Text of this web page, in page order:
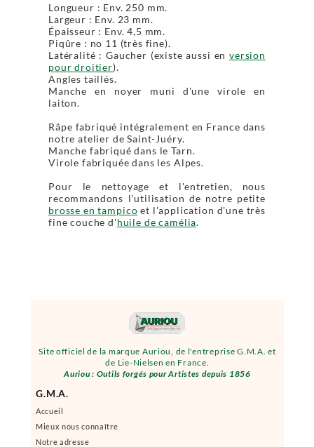
Site officiel de la marque Auriou, de l'entreprise G.M.A. et
de Lie-Nielsen en France.
Auriou : Outils forgés pour Artistes depuis 1856
G.M.A.
Accueil
Mieux nous connaître
Notre adresse
Longueur : Env. 250 mm.
Largeur : Env. 23 mm.
Épaisseur : Env. 4,5 mm.
Piqûre : no 11 (très fine).
Latéralité : Gaucher (existe aussi enversion
pour droitier).
Angles taillés.
Manche en noyer muni d'une virole en
laiton.
Râpe fabriqué intégralement en France dans
notre atelier de Saint-Juéry.
Manche fabriqué dans le Tarn.
Virole fabriquée dans les Alpes.
Pour le nettoyage et l'entretien, nous
recommandons l'utilisation de notre petite
brosse en tampico et l'application d'une très
fine couche d'huile de camélia.